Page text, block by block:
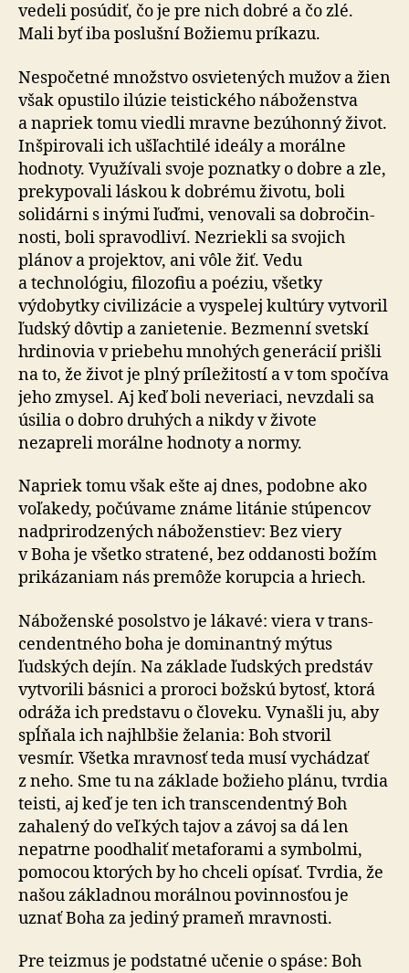
vedeli posúdiť, čo je pre nich dobré a čo zlé.
Mali byť iba poslušní Božiemu príkazu.
Nespočetné množstvo osvietených mužov a žien
však opustilo ilúzie teistického náboženstva
a napriek tomu viedli mravne bezúhonný život.
Inšpirovali ich ušľachtilé ideály a morálne
hodnoty. Využívali svoje poznatky o dobre a zle,
prekypovali láskou k dobrému životu, boli
solidárni s inými ľuďmi, venovali sa dobro­čin­
nosti, boli spravodliví. Nezriekli sa svojich
plánov a projektov, ani vôle žiť. Vedu
a technológiu, filozofiu a poéziu, všetky
výdobytky civilizácie a vyspelej kultúry vytvoril
ľudský dôvtip a zanietenie. Bez­menní svetskí
hrdinovia v priebehu mnohých generácií prišli
na to, že život je plný príležitostí a v tom spočíva
jeho zmysel. Aj keď boli neveriaci, nevzdali sa
úsilia o dobro druhých a nikdy v živote
nezapreli morálne hodnoty a normy.
Napriek tomu však ešte aj dnes, podobne ako
voľakedy, počúvame známe litánie stúpencov
nad­pri­ro­dze­ných náboženstiev: Bez viery
v Boha je všetko stratené, bez odda­nosti božím
pri­ká­za­niam nás pre­mô­že korupcia a hriech.
Náboženské posolstvo je lákavé: viera v trans­
cen­den­tného boha je dominantný mýtus
ľudských dejín. Na základe ľudských predstáv
vytvorili básnici a proroci božskú bytosť, ktorá
odráža ich predstavu o človeku. Vynašli ju, aby
spĺňala ich naj­hlbšie želania: Boh stvoril
vesmír. Všetka mravnosť teda musí vychádzať
z neho. Sme tu na základe božieho plánu, tvrdia
teisti, aj keď je ten ich trans­cen­den­tný Boh
zahalený do veľkých tajov a závoj sa dá len
nepatrne poodhaliť meta­fo­rami a sym­bol­mi,
pomocou ktorých by ho chceli opísať. Tvrdia, že
našou základnou morálnou po­vin­nosťou je
uznať Boha za jediný prameň mravnosti.
Pre teizmus je podstatné učenie o spáse: Boh